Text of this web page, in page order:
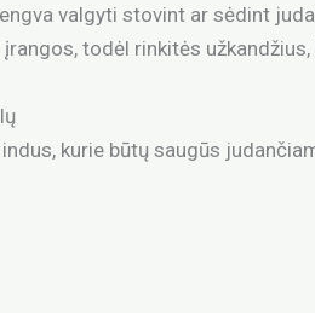
valgyti stovint ar sėdint
todėl rinkitės
kurie būtų saugūs